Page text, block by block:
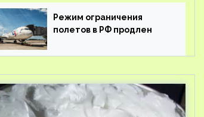
Режим ограничения
полетов в РФ продлен